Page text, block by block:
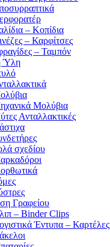
– Κοπίδια
– Καρφίτσες
– Ταμπόν
Ύλη
Μολύβια
Ανταλλακτικές
σχεδίου
Γραφείου
– Binder Clips
Έντυπα – Καρτέλες